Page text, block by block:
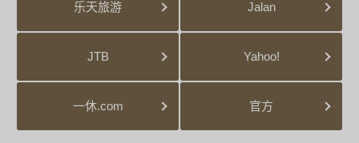
乐天旅游 Jalan
JTB Yahoo!
一休.com 官方